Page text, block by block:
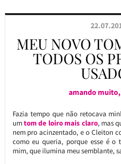
MEU NOVO
TODOS OS
amando muito,
Fazia tempo que não retocava
umtom de loiro mais claro, mas
nem pro acinzentado, e o Cleiton
como eu queria, porque esse é o
mim, que ilumina meu semblante,